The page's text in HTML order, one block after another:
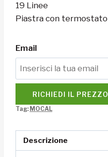
19 Linee
Piastra con termostato
Email
RICHIEDI IL PREZZO
Tag: MOCAL
Descrizione